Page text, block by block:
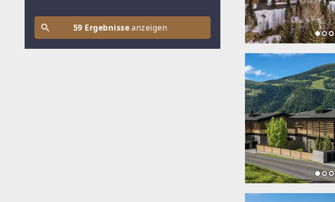
59 Ergebnisseanzeigen